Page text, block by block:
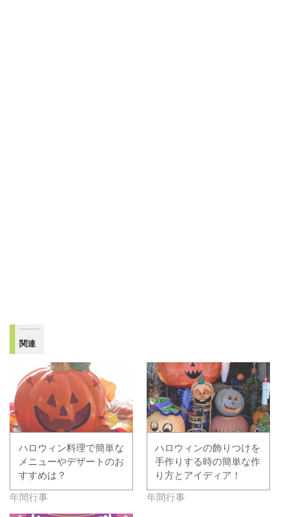
関連
ハロウィン料理で簡単な
メニューやデザートのお
すすめは？
年間行事
ハロウィンの飾りつけを
手作りする時の簡単な作
り方とアイディア！
年間行事